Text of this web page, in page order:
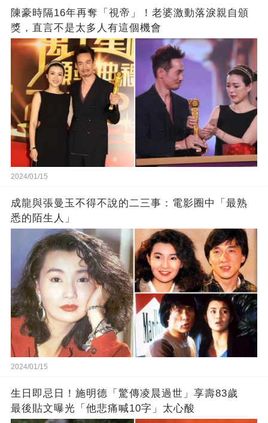
陳豪時隔16年再奪「視帝」！老婆激動落淚親自頒
獎，直言不是太多人有這個機會
2024/01/15
成龍與張曼玉不得不說的二三事：電影圈中「最熟
悉的陌生人」
2024/01/15
生日即忌日！施明德「驚傳凌晨過世」享壽83歲
最後貼文曝光「他悲痛喊10字」太心酸